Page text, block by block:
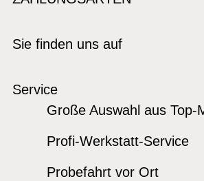
Sie finden uns auf
Service
Große Auswahl aus Top-
Profi-Werkstatt-Service
Probefahrt vor Ort